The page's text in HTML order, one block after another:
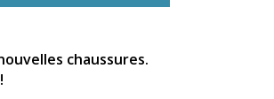
chaussures.